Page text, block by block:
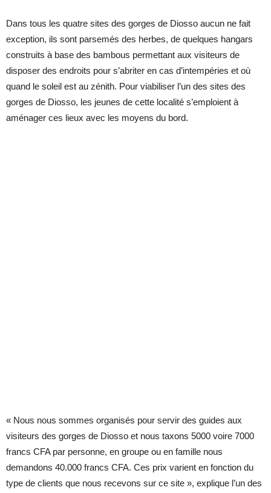
Dans tous les quatre sites des gorges de Diosso aucun ne fait
exception, ils sont parsemés des herbes, de quelques hangars
construits à base des bambous permettant aux visiteurs de
disposer des endroits pour s’abriter en cas d’intempéries et où
quand le soleil est au zénith. Pour viabiliser l’un des sites des
gorges de Diosso, les jeunes de cette localité s’emploient à
aménager ces lieux avec les moyens du bord.
« Nous nous sommes organisés pour servir des guides aux
visiteurs des gorges de Diosso et nous taxons 5000 voire 7000
francs CFA par personne, en groupe ou en famille nous
demandons 40.000 francs CFA. Ces prix varient en fonction du
type de clients que nous recevons sur ce site », explique l’un des